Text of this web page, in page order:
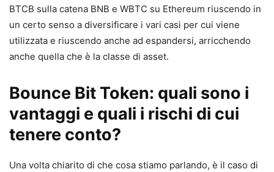
BTCB sulla catena BNB e WBTC su Ethereum riuscendo in
un certo senso a diversificare i vari casi per cui viene
utilizzata e riuscendo anche ad espandersi, arricchendo
anche quella che è la classe di asset.
Bounce Bit Token: quali sono i
vantaggi e quali i rischi di cui
tenere conto?
Una volta chiarito di che cosa stiamo parlando, è il caso di